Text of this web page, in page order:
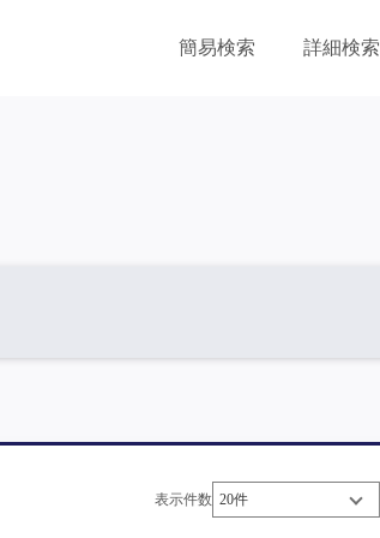
簡易検索 詳細検索
表示件数